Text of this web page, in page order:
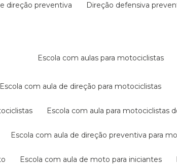
direção preventiva direção defensiva
escola com aulas para motociclistas
escola com aula de direção para motociclistas
escola com aula para motociclistas
escola com aula de direção preventiva para
escola com aula de moto para iniciantes